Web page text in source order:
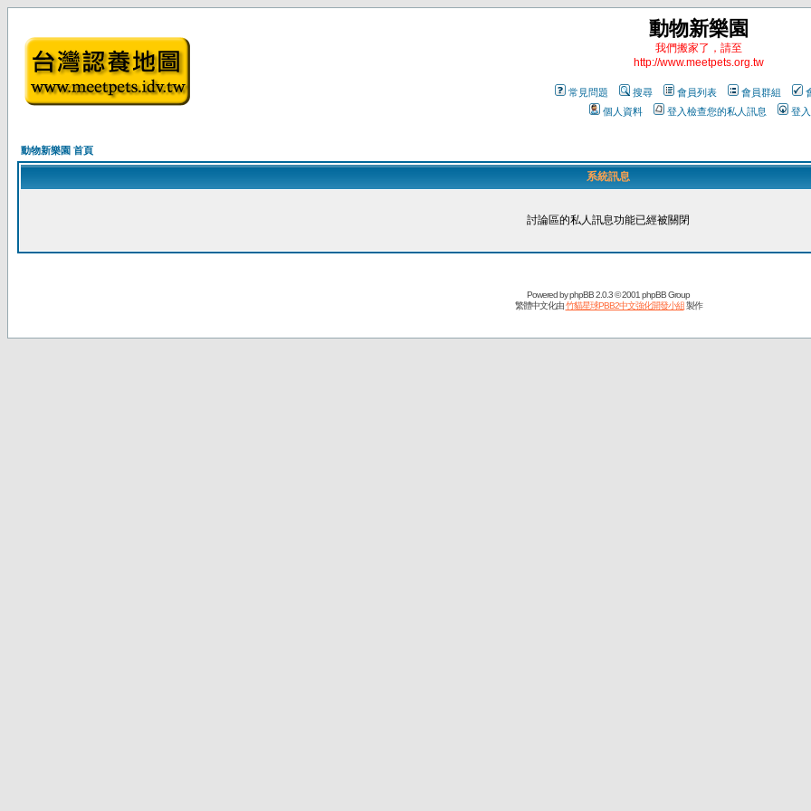
動物新樂園
我們搬家了，請至
http://www.meetpets.org.tw
常見問題 搜尋 會員列表 會員群組
個人資料
登入檢查您的私人訊息 登入
動物新樂園 首頁
系統訊息
討論區的私人訊息功能已經被關閉
Powered byphpBB2.0.3 © 2001 phpBB Group
繁體中文化由竹貓星球PBB2中文強化開發小組製作